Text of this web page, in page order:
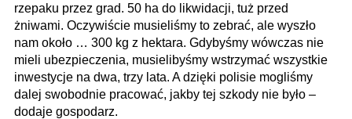
rzepaku przez grad. 50 ha do likwidacji, tuż przed
żniwami. Oczywiście musieliśmy to zebrać, ale wyszło
nam około … 300 kg z hektara. Gdybyśmy wówczas nie
mieli ubezpieczenia, musielibyśmy wstrzymać wszystkie
inwestycje na dwa, trzy lata. A dzięki polisie mogliśmy
dalej swobodnie pracować, jakby tej szkody nie było –
dodaje gospodarz.